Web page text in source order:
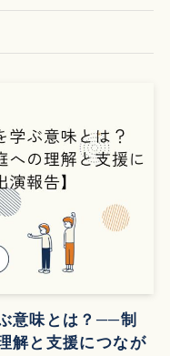
意味とは？──制
解と支援につなが